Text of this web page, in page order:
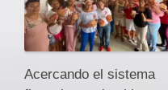
Acercando el sistema